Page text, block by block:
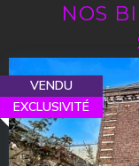
NOS
VENDU
EXCLUSIVITÉ